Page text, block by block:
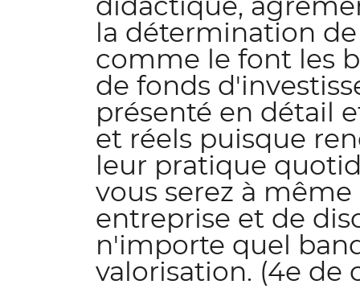
didactique,
la détermination
comme le font les
de fonds
présenté en détail
et réels puisque
leur pratique
vous serez à
entreprise et de
n'importe quel
valorisation. (4e de